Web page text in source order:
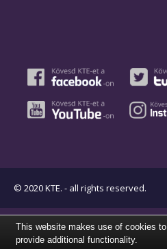
© 2020 KTE. - all rights reserved.
This website makes use of cookies
provide additional functionality.